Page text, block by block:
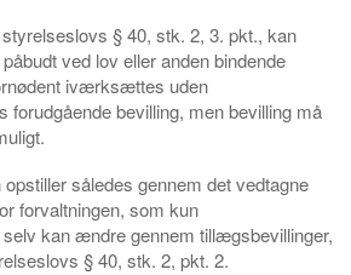
§ 40, stk. 2, 3. pkt., kan
ved lov eller anden bindende
iværksættes uden
forudgående bevilling, men bevilling må
således gennem det vedtagne
forvaltningen, som kun
kan ændre gennem tillægsbevillinger,
§ 40, stk. 2, pkt. 2.